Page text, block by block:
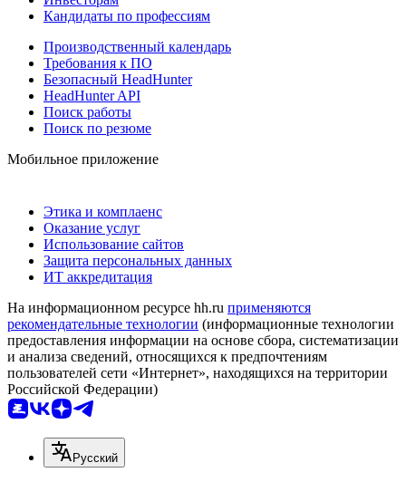
Кандидаты по профессиям
Производственный календарь
Требования к ПО
Безопасный HeadHunter
HeadHunter API
Поиск работы
Поиск по резюме
Мобильное приложение
Этика и комплаенс
Оказание услуг
Использование сайтов
Защита персональных данных
ИТ аккредитация
На информационном ресурсе hh.ru применяются
рекомендательные технологии (информационные технологии
предоставления информации на основе сбора, систематизации
и анализа сведений, относящихся к предпочтениям
пользователей сети «Интернет», находящихся на территории
Российской Федерации)
Русский